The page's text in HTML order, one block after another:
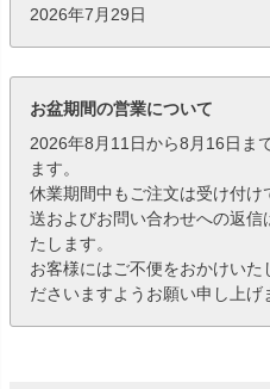
2026年7月29日
お盆期間の営業について
2026年8月11日から8月16日ま
ます。
休業期間中もご注文は受け付
送およびお問い合わせへの返
たします。
お客様にはご不便をおかけいた
ださいますようお願い申し上げ